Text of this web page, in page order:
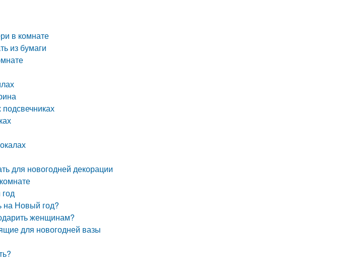
в комнате
из бумаги
для новогодней декорации
на Новый год?
женщинам?
для новогодней вазы